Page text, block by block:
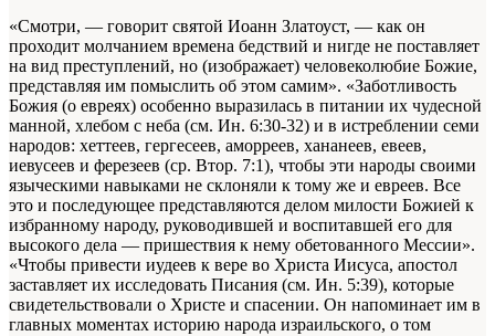
«Смотри, — говорит святой Иоанн Златоуст, — как он
проходит молчанием времена бедствий и нигде не поставляет
на вид преступлений, но (изображает) человеколюбие Божие,
представляя им помыслить об этом самим». «Заботливость
Божия (о евреях) особенно выразилась в питании их чудесной
манной, хлебом с неба (см. Ин. 6:30-32) и в истреблении семи
народов: хеттеев, гергесеев, аморреев, хананеев, евеев,
иевусеев и ферезеев (ср. Втор. 7:1), чтобы эти народы своими
языческими навыками не склоняли к тому же и евреев. Все
это и последующее представляются делом милости Божией к
избранному народу, руководившей и воспитавшей его для
высокого дела — пришествия к нему обетованного Мессии».
«Чтобы привести иудеев к вере во Христа Иисуса, апостол
заставляет их исследовать Писания (см. Ин. 5:39), которые
свидетельствовали о Христе и спасении. Он напоминает им в
главных моментах историю народа израильского, о том